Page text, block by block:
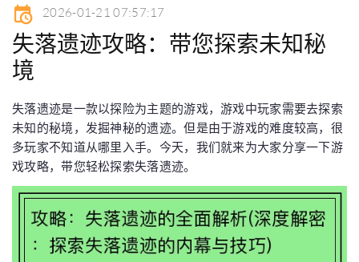
2026-01-21 07:57:17
失落遗迹攻略：带您探索未知秘
境
失落遗迹是一款以探险为主题的游戏，游戏中玩家需要去探索
未知的秘境，发掘神秘的遗迹。但是由于游戏的难度较高，很
多玩家不知道从哪里入手。今天，我们就来为大家分享一下游
戏攻略，带您轻松探索失落遗迹。